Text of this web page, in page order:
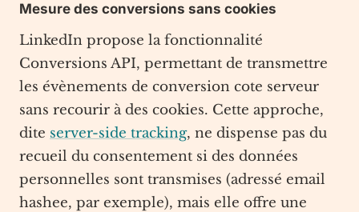
Mesure des conversions sans cookies
LinkedIn propose la fonctionnalité
Conversions API, permettant de transmettre
les évènements de conversion cote serveur
sans recourir à des cookies. Cette approche,
dite server-side tracking, ne dispense pas du
recueil du consentement si des données
personnelles sont transmises (adressé email
hashee, par exemple), mais elle offre une